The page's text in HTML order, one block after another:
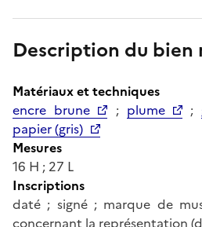
Description du bien
Matériaux et techniques
encre brune
; plume ;
papier (gris)
Mesures
16 H ; 27 L
Inscriptions
daté ; signé ; marque de
concernant la représentation